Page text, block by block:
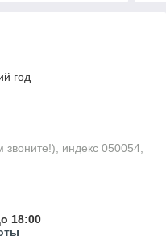
год
индекс 050054,
18:00